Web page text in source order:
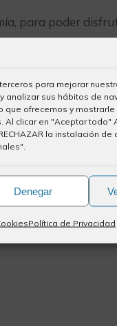
para mejorar
analizar sus hábitos de
que ofrecemos y
clicar en "Aceptar todo"
la instalación
Denegar
Política de Privacidad
para poder
por lo que cada
Sociales de